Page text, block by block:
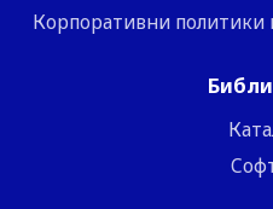
Корпоративни политики